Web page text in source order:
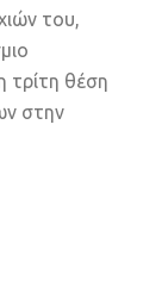
του,
θέση
στην